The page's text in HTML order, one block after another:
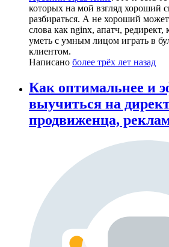
которых на мой взгляд хороший
разбираться. А не хороший может
слова как nginx, апатч,
уметь с умным лицом играть в
клиентом.
Написано более трёх лет назад
Как оптимальнее и
выучиться на
продвиженца,